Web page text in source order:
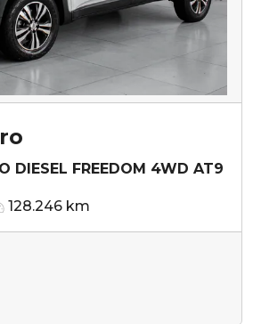
DIESEL FREEDOM 4WD AT9
128.246 km